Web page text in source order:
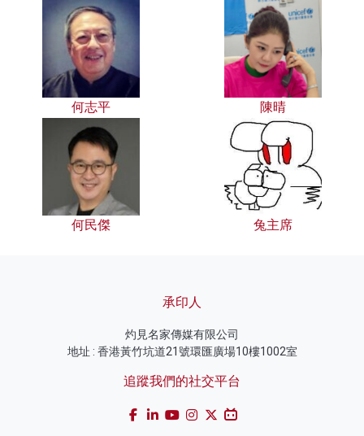
何志平 陳晴
何民傑 兔主席
承印人
灼見名家傳媒有限公司
地址 : 香港黃竹坑道21號環匯廣場10樓1002室
追蹤我們的社交平台